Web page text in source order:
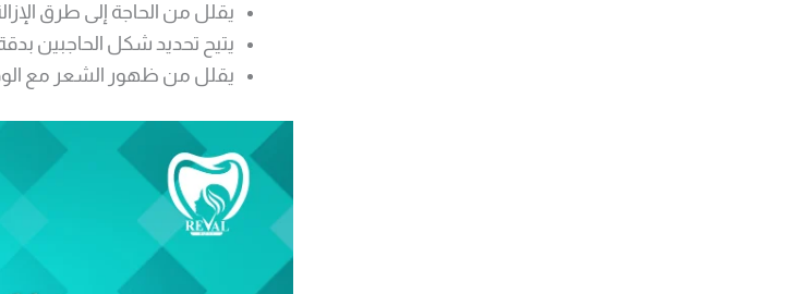
يقلل من الحاجة إلى طرق
يتيح تحديد شكل الحاجبين
يقلل من ظهور الشعر مع